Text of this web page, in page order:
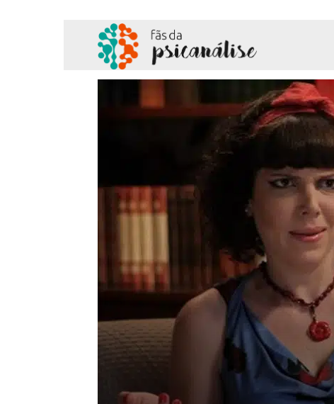
da
Psicanálise